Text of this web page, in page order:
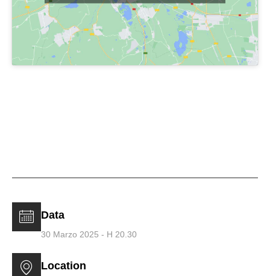
Data
30 Marzo 2025 - H 20.30
Location